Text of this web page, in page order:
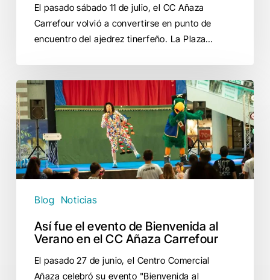
2026El pasado sábado 11 de julio, el CC Añaza
Carrefour volvió a convertirse en punto de
encuentro del ajedrez tinerfeño. La Plaza…
Así
fue
el
evento
de
Bienvenida
al
Verano
Añaza
Carrefour
Blog Noticias
Así fue el evento de Bienvenida al
Verano en el CC Añaza Carrefour
El pasado 27 de junio, el Centro Comercial
Añaza celebró su evento "Bienvenida al